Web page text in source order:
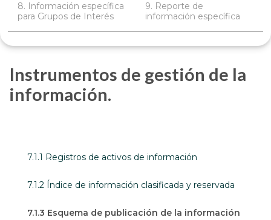
8. Información específica
para Grupos de Interés
9. Reporte de
información específica
Instrumentos de gestión de la
información.
7.1.1 Registros de activos de información
7.1.2 Índice de información clasificada y reservada
7.1.3 Esquema de publicación de la información